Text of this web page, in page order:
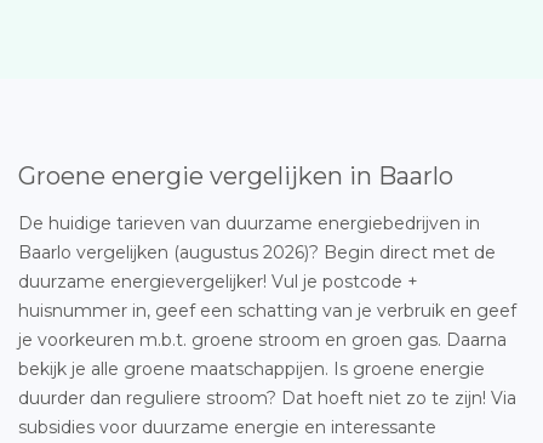
Groene energie vergelijken in Baarlo
De huidige tarieven van duurzame energiebedrijven in
Baarlo vergelijken (augustus 2026)? Begin direct met de
duurzame energievergelijker! Vul je postcode +
huisnummer in, geef een schatting van je verbruik en geef
je voorkeuren m.b.t. groene stroom en groen gas. Daarna
bekijk je alle groene maatschappijen. Is groene energie
duurder dan reguliere stroom? Dat hoeft niet zo te zijn! Via
subsidies voor duurzame energie en interessante